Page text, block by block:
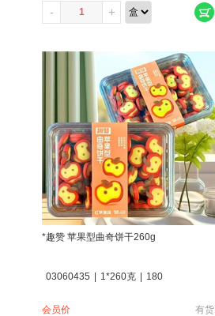
- +
*趣赞 苹果型曲奇饼干260g
03060435 | 1*260克 | 180
会员价 有货